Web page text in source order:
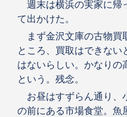
週末は横浜の実家に帰
て出かけた。
まず金沢文庫の古物買
ところ、買取はできない
はないらしい。かなりの
という。残念。
お昼はすずらん通り、
の前にある市場食堂。魚